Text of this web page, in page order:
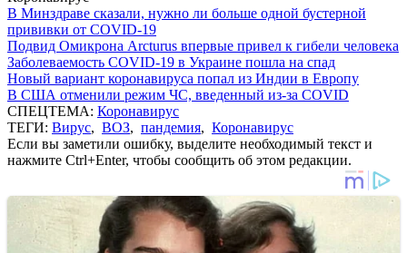
В Минздраве сказали, нужно ли больше одной бустерной
прививки от COVID-19
Подвид Омикрона Arcturus впервые привел к гибели человека
Заболеваемость COVID-19 в Украине пошла на спад
Новый вариант коронавируса попал из Индии в Европу
В США отменили режим ЧС, введенный из-за COVID
СПЕЦТЕМА: Коронавирус
ТЕГИ: Вирус, ВОЗ, пандемия, Коронавирус
Если вы заметили ошибку, выделите необходимый текст и
нажмите Ctrl+Enter, чтобы сообщить об этом редакции.